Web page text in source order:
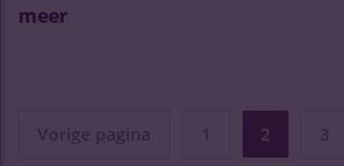
meer
Vorige pagina 1 2 3